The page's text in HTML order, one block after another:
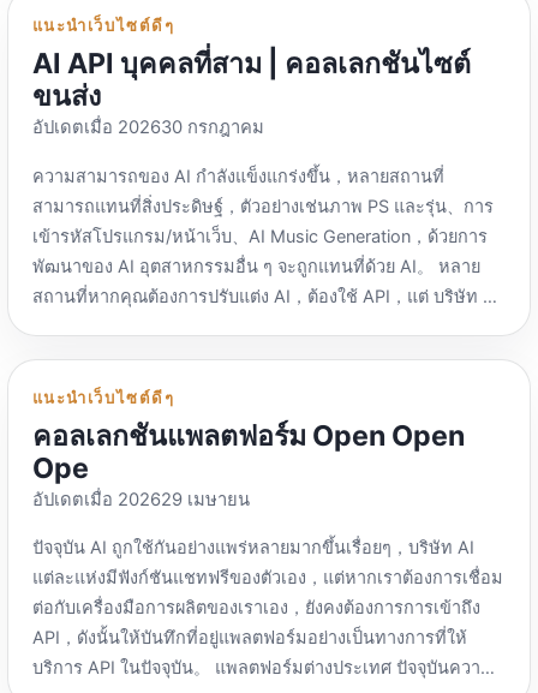
แล้ว，ซอฟต์แวร์ป้องกันไวรัส BrowserOS：
https://www.browseros.com/ โอเพ่นซอร์สและใช้งานได้
ฟรี，AI API ต้องมีการชำระเงิน，สามารถใช้โมเดลท้องถิ่นได้。
ดาวหาง：https://www.perplexity.ai/grow/comet ใช้งานได้
ฟรี，ค้นหา AI โดย Perplexity，ระยะเวลาโปรโมชั่นปัจจุบัน，
คุณสามารถรับสมาชิก Perplexity Pro หนึ่งเดือนได้โดยการ
ดาวน์โหลดตามคำเชิญ。 ดาวน์โหลดต้องใช้พรอกซี，หากมี
ปัญหา "กำลังรอการเชื่อมต่อเครือข่าย" เมื่อดาวน์โหลด การ
ดาวน์โหลดจะไม่สามารถดาวน์โหลดได้เนื่องจากการรอ，
จำเป็นต้องเปิดฟังก์ชัน Tun ของซอฟต์แวร์พร็อกซี。 หน้าแรก
ของความสับสนถูกล็อคเนื่องจากหน้าแท็บใหม่，ดังนั้นหน้าแท็บ
ปัจจุบันมีเฉพาะเวอร์ชัน macOS เท่านั้น，ไม่มีเวอร์ชัน
Windows。 เบราว์เซอร์ Genspark AI：
https://www.genspark.ai/browser การค้นหา AI ผลิตโดย
Genspark，สามารถใช้โมเดลขนาดใหญ่ของ AI ในพื้นที่ได้。
อยู่ในช่วงเบต้า。 ใช่：https://www.diabrowser.com/ บล็อก
การเข้าถึง IP ของจีน ปัจจุบันมีเฉพาะเวอร์ชัน macOS เท่านั้น，
เวอร์ชัน Windows จำเป็นต้องสมัครเพื่อรอรายการ。 เวอร์ชัน
คอมพิวเตอร์ Doubao：https://www.doubao.com Doubao
เวอร์ชันพีซีควรถือเป็นเบราว์เซอร์ด้วย，รายการโปรดของ
แนะนำเว็บไซต์ดีๆ
AI API บุคคลที่สาม | คอลเลกชันไซต์
ขนส่ง
อัปเดตเมื่อ 202630 กรกฎาคม
ความสามารถของ AI กำลังแข็งแกร่งขึ้น，หลายสถานที่
สามารถแทนที่สิ่งประดิษฐ์，ตัวอย่างเช่นภาพ PS และรุ่น、การ
เข้ารหัสโปรแกรม/หน้าเว็บ、AI Music Generation，ด้วยการ
พัฒนาของ AI อุตสาหกรรมอื่น ๆ จะถูกแทนที่ด้วย AI。 หลาย
สถานที่หากคุณต้องการปรับแต่ง AI，ต้องใช้ API，แต่ บริษัท AI
ปัจจุบัน，ตัวอย่างเช่นจีน，ดังนั้นการใช้สถานีขนส่ง AI API จึง
เป็นทางเลือกที่ดี。 ควรสังเกตว่า，สถานีขนส่งบางแห่งต่ำกว่าที่
ผู้ผลิตต้นทางมาก，เป็นไปได้ที่จะใช้ Web 2 API、กระแสเงิน
คืน、การไหลของเรื่องราว、เขตราคาต่ำ、วิธีการเช่นน้ำโสม，
ไม่โอนโดยตรงไปยัง API อย่างเป็นทางการ，ดังนั้นความมั่นคง
จึงไม่จำเป็นต้องไม่เสถียร，แต่มันก็ไม่มั่นคงเท่าเจ้าหน้าที่。แต่
ราคาต่ำ，ประสิทธิภาพที่มีต้นทุนสูง，คุณสามารถพิจารณาได้
ว่าจะใช้ตามความต้องการของคุณหรือไม่。 สถานีถ่ายโอน AI
API ของจีนได้รับการจัดประเภทแยกกัน เนื่องจากสถานีถ่ายโอน
AI API ระหว่างประเทศบางแห่งอาจไม่ให้บริการไปยังประเทศ
จีน，ไม่มีการอ่านภาษาจีนในเวลาเดียวกัน、บริการลูกค้าชาว
แนะนำเว็บไซต์ดีๆ
คอลเลกชันแพลตฟอร์ม Open Open
Ope
อัปเดตเมื่อ 202629 เมษายน
ปัจจุบัน AI ถูกใช้กันอย่างแพร่หลายมากขึ้นเรื่อยๆ，บริษัท AI
แต่ละแห่งมีฟังก์ชันแชทฟรีของตัวเอง，แต่หากเราต้องการเชื่อม
ต่อกับเครื่องมือการผลิตของเราเอง，ยังคงต้องการการเข้าถึง
API，ดังนั้นให้บันทึกที่อยู่แพลตฟอร์มอย่างเป็นทางการที่ให้
บริการ API ในปัจจุบัน。 แพลตฟอร์มต่างประเทศ ปัจจุบันความ